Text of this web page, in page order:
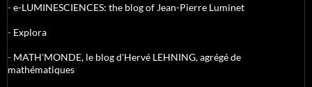
-e-LUMINESCIENCES: the blog of Jean-Pierre Luminet
- Explora
- MATH'MONDE, le blog d'Hervé LEHNING, agrégé de
mathématiques